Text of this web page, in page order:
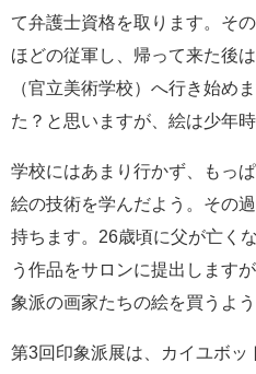
て弁護士資格を取ります。そ
ほどの従軍し、帰って来た後
（官立美術学校）へ行き始め
た？と思いますが、絵は少年
学校にはあまり行かず、もっ
絵の技術を学んだよう。その
持ちます。26歳頃に父が亡く
う作品をサロンに提出します
象派の画家たちの絵を買うよう
第3回印象派展は、カイユボッ